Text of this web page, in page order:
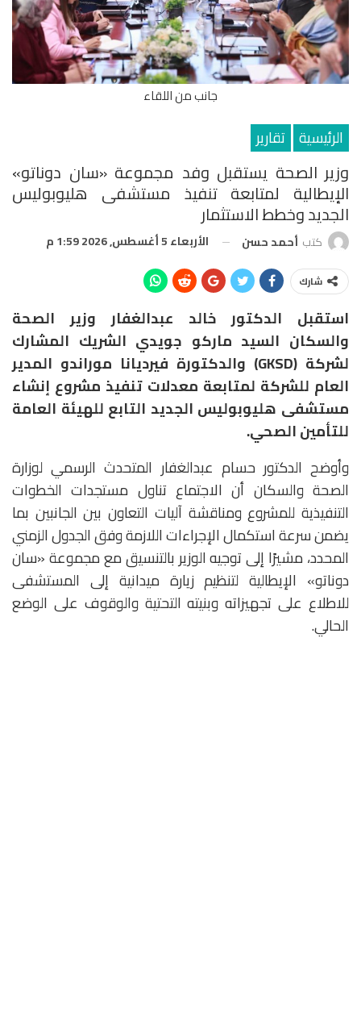
جانب من اللقاء
الرئيسية تقارير
وزير الصحة يستقبل وفد مجموعة «سان دوناتو»
الإيطالية لمتابعة تنفيذ مستشفى هليوبوليس
الجديد وخطط الاستثمار
كتب أحمد حسن الأربعاء 5 أغسطس, 2026 1:59 م
شارك
استقبل الدكتور خالد عبدالغفار وزير الصحة
والسكان السيد ماركو جويدي الشريك المشارك
لشركة (GKSD) والدكتورة فيرديانا موراندو المدير
العام للشركة لمتابعة معدلات تنفيذ مشروع إنشاء
مستشفى هليوبوليس الجديد التابع للهيئة العامة
للتأمين الصحي.
وأوضح الدكتور حسام عبدالغفار المتحدث الرسمي لوزارة
الصحة والسكان أن الاجتماع تناول مستجدات الخطوات
التنفيذية للمشروع ومناقشة آليات التعاون بين الجانبين بما
يضمن سرعة استكمال الإجراءات اللازمة وفق الجدول الزمني
المحدد، مشيرًا إلى توجيه الوزير بالتنسيق مع مجموعة «سان
دوناتو» الإيطالية لتنظيم زيارة ميدانية إلى المستشفى
للاطلاع على تجهيزاته وبنيته التحتية والوقوف على الوضع
الحالي.